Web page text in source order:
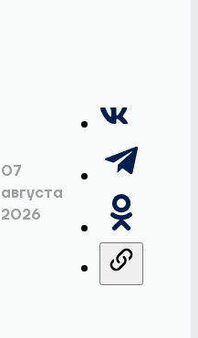
07
августа
2026